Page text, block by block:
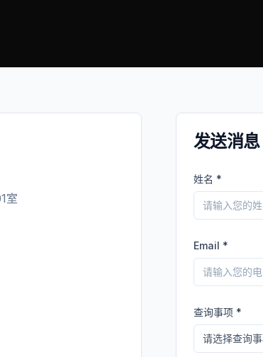
室
发送消息
姓名 *
Email *
查询事项 *
请选择查询